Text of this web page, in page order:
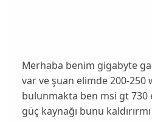
Merhaba benim gigabyte
var ve şuan elimde 200-250
bulunmakta ben msi gt 730
güç kaynağı bunu kaldırırmı